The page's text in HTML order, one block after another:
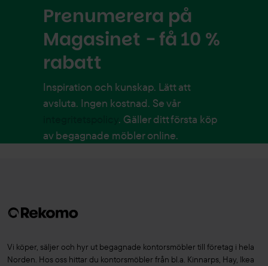
Prenumerera på
Magasinet - få 10 %
rabatt
Inspiration och kunskap. Lätt att
avsluta. Ingen kostnad. Se vår
. Gäller ditt första köp
av begagnade möbler online.
Vi köper, säljer och hyr ut begagnade kontorsmöbler till företag i hela
Norden. Hos oss hittar du kontorsmöbler från bl.a. Kinnarps, Hay, Ikea